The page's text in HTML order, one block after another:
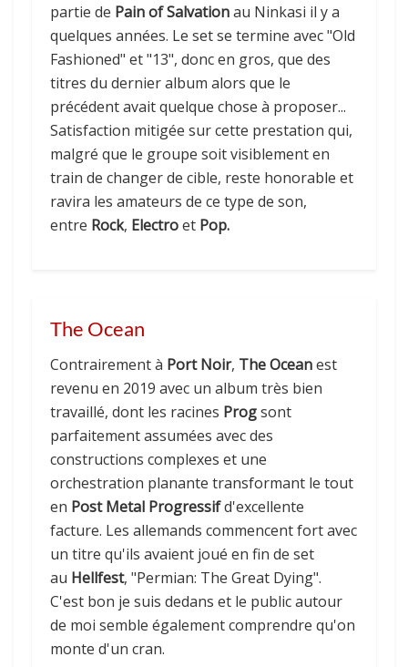
partie de Pain of Salvationau Ninkasi il y a
quelques années. Le set se termine avec "Old
Fashioned" et "13", donc en gros, que des
titres du dernier album alors que le
précédent avait quelque chose à proposer...
Satisfaction mitigée sur cette prestation qui,
malgré que le groupe soit visiblement en
train de changer de cible, reste honorable et
ravira les amateurs de ce type de son,
entre Rock, Electroet Pop.
The Ocean
Contrairement à Port Noir, The Oceanest
revenu en 2019 avec un album très bien
travaillé, dont les racines Progsont
parfaitement assumées avec des
constructions complexes et une
orchestration planante transformant le tout
en Post Metal Progressifd'excellente
facture. Les allemands commencent fort avec
un titre qu'ils avaient joué en fin de set
au Hellfest, "Permian: The Great Dying".
C'est bon je suis dedans et le public autour
de moi semble également comprendre qu'on
monte d'un cran.